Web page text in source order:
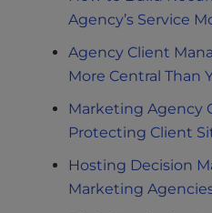
Agency’s Service
Agency Client
More Central Than
Marketing Agency
Protecting Client
Hosting Decision
Marketing